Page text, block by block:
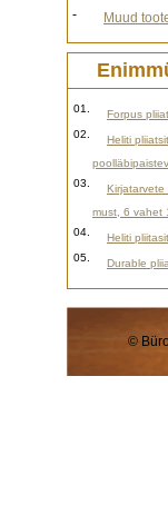
- Muud
01.
Forpus
02.
Heliti
03.
Kirjatarvete
must, 6 vahet
04.
Heliti
05.
Durable
©